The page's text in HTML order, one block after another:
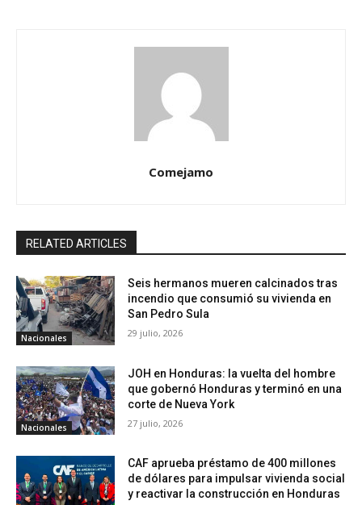
Comejamo
RELATED ARTICLES
Nacionales
Seis hermanos mueren calcinados tras
incendio que consumió su vivienda en
San Pedro Sula
29 julio, 2026
Nacionales
JOH en Honduras: la vuelta del hombre
que gobernó Honduras y terminó en una
corte de Nueva York
27 julio, 2026
CAF aprueba préstamo de 400 millones
de dólares para impulsar vivienda social
y reactivar la construcción en Honduras